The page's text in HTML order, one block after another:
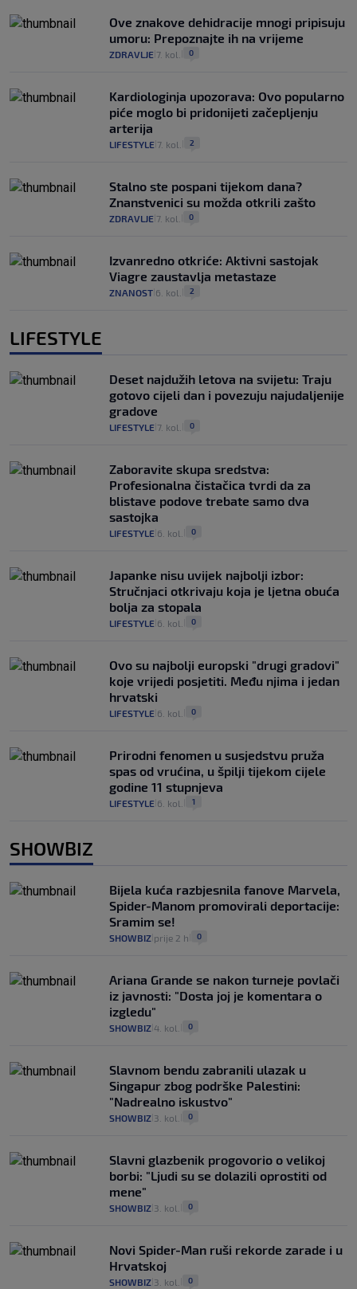
Ove znakove dehidracije mnogi pripisuju
umoru: Prepoznajte ih na vrijeme
ZDRAVLJE 7. kol. 0
Kardiologinja upozorava: Ovo popularno
piće moglo bi pridonijeti začepljenju
arterija
LIFESTYLE 7. kol. 2
Stalno ste pospani tijekom dana?
Znanstvenici su možda otkrili zašto
ZDRAVLJE 7. kol. 0
Izvanredno otkriće: Aktivni sastojak
Viagre zaustavlja metastaze
ZNANOST 6. kol. 2
LIFESTYLE
Deset najdužih letova na svijetu: Traju
gotovo cijeli dan i povezuju najudaljenije
gradove
LIFESTYLE 7. kol. 0
Zaboravite skupa sredstva:
Profesionalna čistačica tvrdi da za
blistave podove trebate samo dva
sastojka
LIFESTYLE 6. kol. 0
Japanke nisu uvijek najbolji izbor:
Stručnjaci otkrivaju koja je ljetna obuća
bolja za stopala
LIFESTYLE 6. kol. 0
Ovo su najbolji europski "drugi gradovi"
koje vrijedi posjetiti. Među njima i jedan
hrvatski
LIFESTYLE 6. kol. 0
Prirodni fenomen u susjedstvu pruža
spas od vrućina, u špilji tijekom cijele
godine 11 stupnjeva
LIFESTYLE 6. kol. 1
SHOWBIZ
Bijela kuća razbjesnila fanove Marvela,
Spider-Manom promovirali deportacije:
Sramim se!
SHOWBIZ prije 2 h 0
Ariana Grande se nakon turneje povlači
iz javnosti: "Dosta joj je komentara o
izgledu"
SHOWBIZ 4. kol. 0
Slavnom bendu zabranili ulazak u
Singapur zbog podrške Palestini:
"Nadrealno iskustvo"
SHOWBIZ 3. kol. 0
Slavni glazbenik progovorio o velikoj
borbi: "Ljudi su se dolazili oprostiti od
mene"
SHOWBIZ 3. kol. 0
Novi Spider-Man ruši rekorde zarade i u
Hrvatskoj
SHOWBIZ 3. kol. 0